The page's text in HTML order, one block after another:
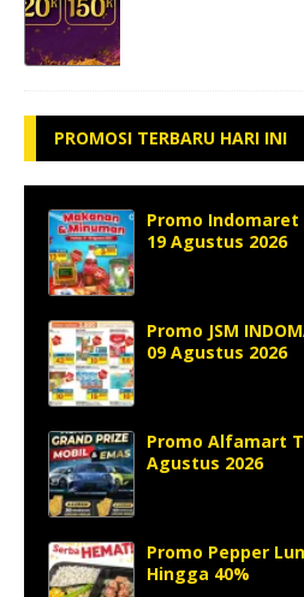
PROMOSI TERBARU HARI INI
Promo
19 Agustus 2026
Promo JSM
09 Agustus 2026
Promo Alfamart
Agustus 2026
Promo Pepper
Hingga 40%